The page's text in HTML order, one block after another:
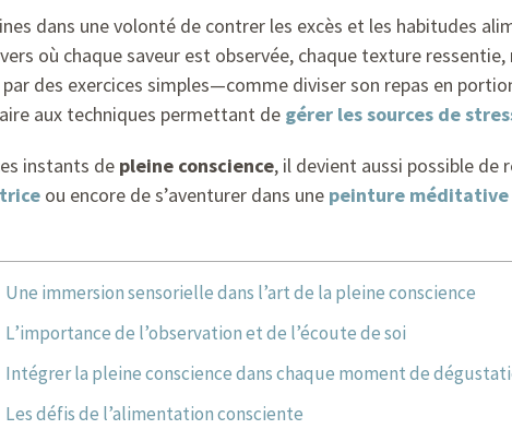
dans une volonté de contrer les excès et les habitudes
où chaque saveur est observée, chaque texture
des exercices simples—comme diviser son repas en
aux techniques permettant de gérer les sources de
instants de pleine conscience, il devient aussi possible de
ou encore de s’aventurer dans une peinture méditative
Une immersion sensorielle dans l’art de la pleine conscience
L’importance de l’observation et de l’écoute de soi
Intégrer la pleine conscience dans chaque moment de
Les défis de l’alimentation consciente